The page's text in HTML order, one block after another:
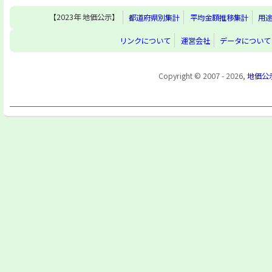
【2023年 地価公示】 都道府県別集計 平均金額推移集計 用
リンクについて 運営会社 データについて
Copyright © 2007 - 2026, 地価公